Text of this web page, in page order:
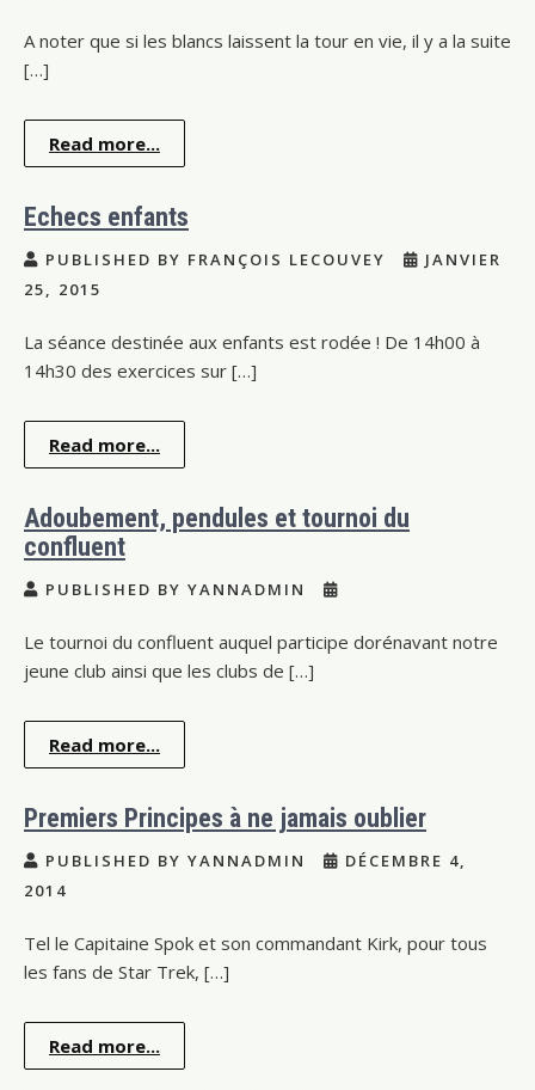
A noter que si les blancs laissent la tour en vie, il y a la suite
[…]
Read more...
Echecs enfants
PUBLISHED BY FRANÇOIS LECOUVEY
JANVIER
25, 2015
La séance destinée aux enfants est rodée ! De 14h00 à
14h30 des exercices sur […]
Read more...
Adoubement, pendules et tournoi du
confluent
PUBLISHED BY YANNADMIN
Le tournoi du confluent auquel participe dorénavant notre
jeune club ainsi que les clubs de […]
Read more...
Premiers Principes à ne jamais oublier
PUBLISHED BY YANNADMIN
DÉCEMBRE 4,
2014
Tel le Capitaine Spok et son commandant Kirk, pour tous
les fans de Star Trek, […]
Read more...